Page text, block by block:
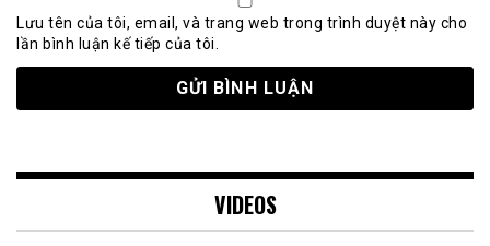
Lưu tên của tôi, email, và trang web trong trình duyệt này cho
lần bình luận kế tiếp của tôi.
VIDEOS